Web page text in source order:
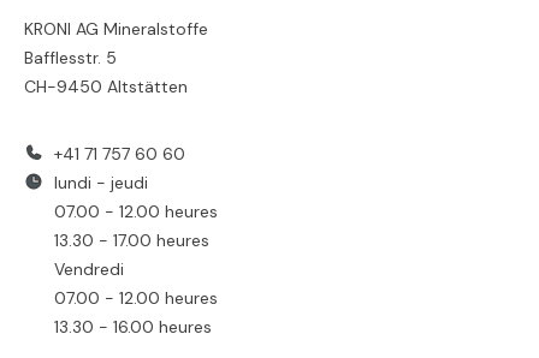
KRONI AG Mineralstoffe
Bafflesstr. 5
CH-9450 Altstätten
+41 71 757 60 60
lundi - jeudi
07.00 - 12.00 heures
13.30 - 17.00 heures
Vendredi
07.00 - 12.00 heures
13.30 - 16.00 heures